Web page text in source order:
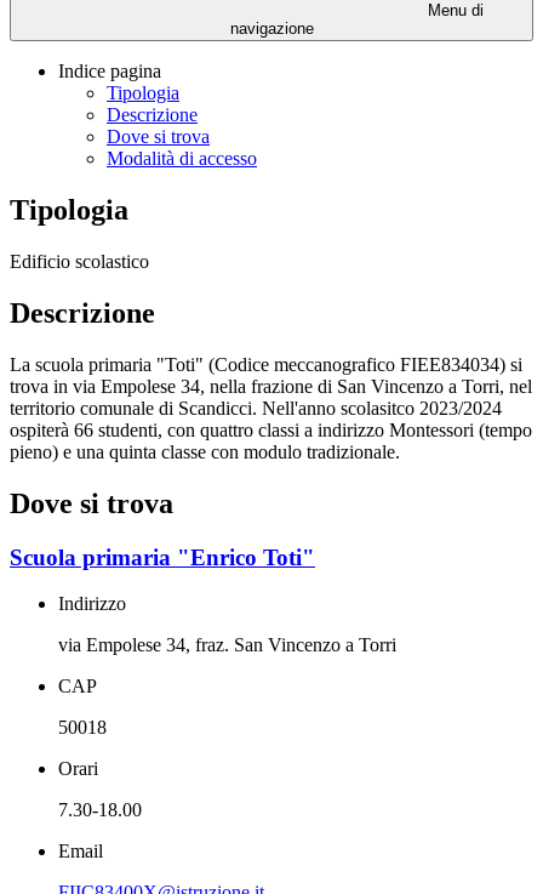
Menu di
navigazione
Indice pagina
Tipologia
Descrizione
Dove si trova
Modalità di accesso
Tipologia
Edificio scolastico
Descrizione
La scuola primaria "Toti" (Codice meccanografico FIEE834034) si
trova in via Empolese 34, nella frazione di San Vincenzo a Torri, nel
territorio comunale di Scandicci. Nell'anno scolasitco 2023/2024
ospiterà 66 studenti, con quattro classi a indirizzo Montessori (tempo
pieno) e una quinta classe con modulo tradizionale.
Dove si trova
Scuola primaria "Enrico Toti"
Indirizzo
via Empolese 34, fraz. San Vincenzo a Torri
CAP
50018
Orari
7.30-18.00
Email